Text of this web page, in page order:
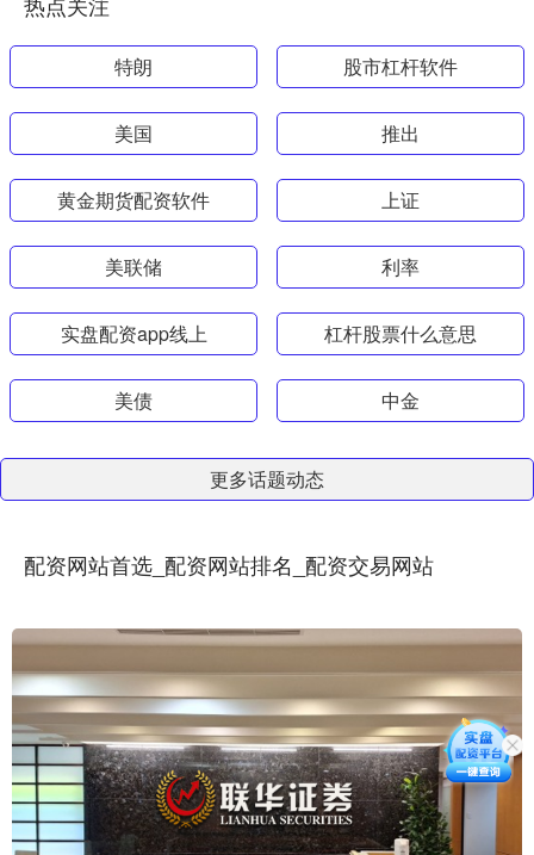
特朗 股市杠杆软件
美国 推出
黄金期货配资软件 上证
美联储 利率
实盘配资app线上 杠杆股票什么意思
美债 中金
更多话题动态
配资网站首选_配资网站排名_配资交易网站